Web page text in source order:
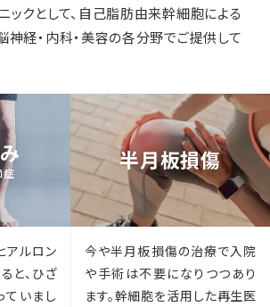
ックとして、自己脂肪由来幹細胞による
神経・内科・美容の各分野でご提供して
症
アルロン
と、ひざ
いまし
半月板損傷
今や半月板損傷の治療で入院
や手術は不要になりつつあり
ます。幹細胞を活用した再生医